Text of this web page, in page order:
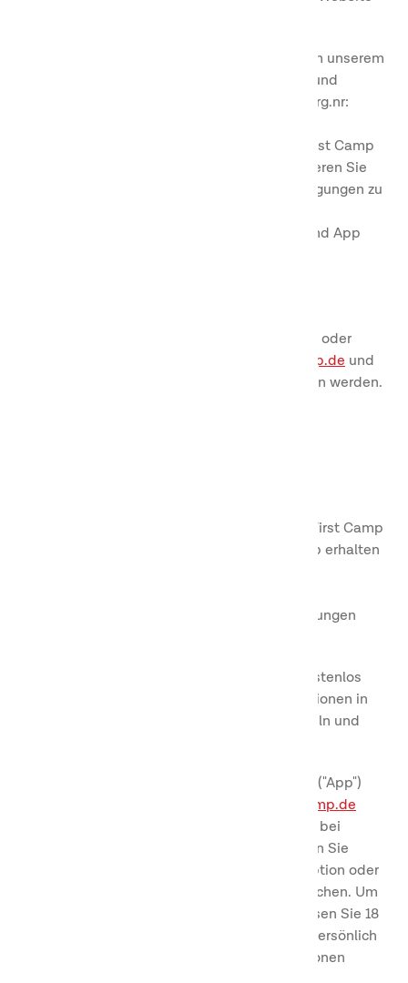
Durch Ihre Registrierung und Mitgliedschaft in unserem
Kundenclub First Camp Club, bereitgestellt und
verwaltet von United Camping Holding AB, org.nr:
Konzerngesellschaften, die zusammen als First Camp
bezeichnet werden ("wir" oder "uns"), akzeptieren Sie
und verpflichten sich, diesen Mitgliedsbedingungen zu
für unsere Website und App
Konzerngesellschaft in Schweden, Norwegen oder
firstcamp.de und
die mobile Anwendung First Camp angeboten werden.
Wenn Sie Camping mögen, werden Sie den First Camp
Club lieben! Als Mitglied des First Camp Club erhalten
Angeboten und Vorteilen, während Ihre Buchungen
Die Mitgliedschaft im First Camp Club ist kostenlos
und Sie können Punkte auf unseren Destinationen in
Schweden, Norwegen und Dänemark sammeln und
Sie können Mitglied über unsere mobile App ("App")
firstcamp.de
werden. Diese können Sie im App Store oder bei
Google Play herunterladen. Außerdem können Sie
Mitglied werden, indem Sie uns an der Rezeption oder
in unserem Contact Center daraufhin ansprechen. Um
Mitglied im First Camp Club zu werden, müssen Sie 18
Jahre oder älter sein. Die Mitgliedschaft ist persönlich
und nicht übertragbar und nur für Privatpersonen